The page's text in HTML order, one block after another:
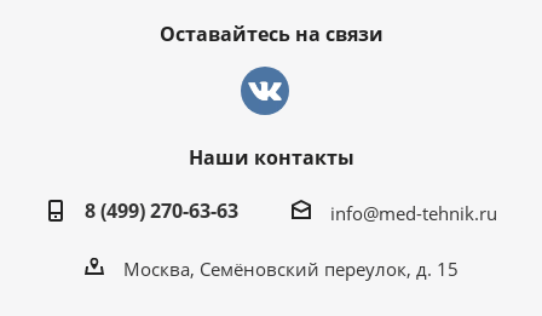
Оставайтесь на связи
Наши контакты
8 (499) 270-63-63
info@med-tehnik.ru
Москва, Семёновский переулок, д. 15